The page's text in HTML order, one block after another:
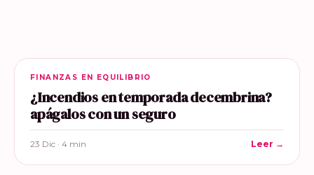
FINANZAS EN EQUILIBRIO
¿Incendios en temporada decembrina?
apágalos con un seguro
23 Dic · 4 min Leer →